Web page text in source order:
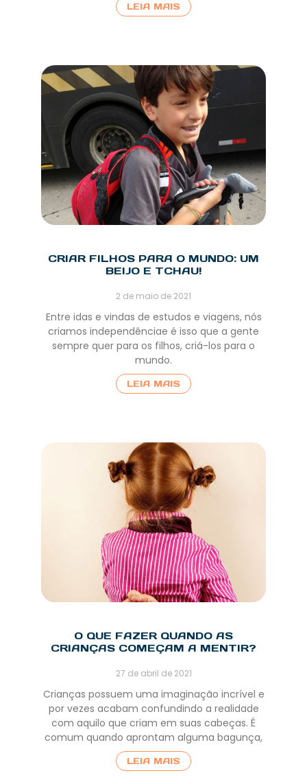
LEIA MAIS
CRIAR FILHOS PARA O MUNDO: UM
BEIJO E TCHAU!
2 de maio de 2021
Entre idas e vindas de estudos e viagens, nós
criamos independênciae é isso que a gente
sempre quer para os filhos, criá-los para o
mundo.
LEIA MAIS
O QUE FAZER QUANDO AS
CRIANÇAS COMEÇAM A MENTIR?
27 de abril de 2021
Crianças possuem uma imaginação incrível e
por vezes acabam confundindo a realidade
com aquilo que criam em suas cabeças. É
comum quando aprontam alguma bagunça,
LEIA MAIS